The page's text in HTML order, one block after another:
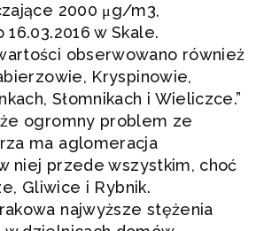
2000 μg/m3,
w Skale.
obserwowano również
Kryspinowie,
Słomnikach i Wieliczce.”
ogromny problem ze
ma aglomeracja
niej przede wszystkim, choć
Gliwice i Rybnik.
najwyższe stężenia